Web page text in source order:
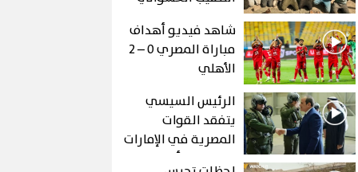
عن الذهب في "درع
الجنوب"
شاهد فيديو أهداف
مباراة المصري 0 – 2
الأهلي
الرئيس السيسي
يتفقد القوات
المصرية في الإمارات
خلال زيارة أخوية